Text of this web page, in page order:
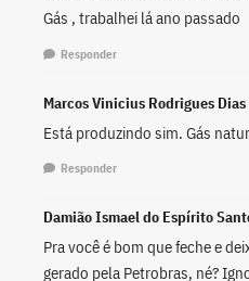
Gás , trabalhei lá ano passado
Responder
Marcos Vinicius Rodrigues Dias
Está produzindo sim. Gás
Responder
Damião Ismael do Espírito
Pra você é bom que feche e
gerado pela Petrobras, né?